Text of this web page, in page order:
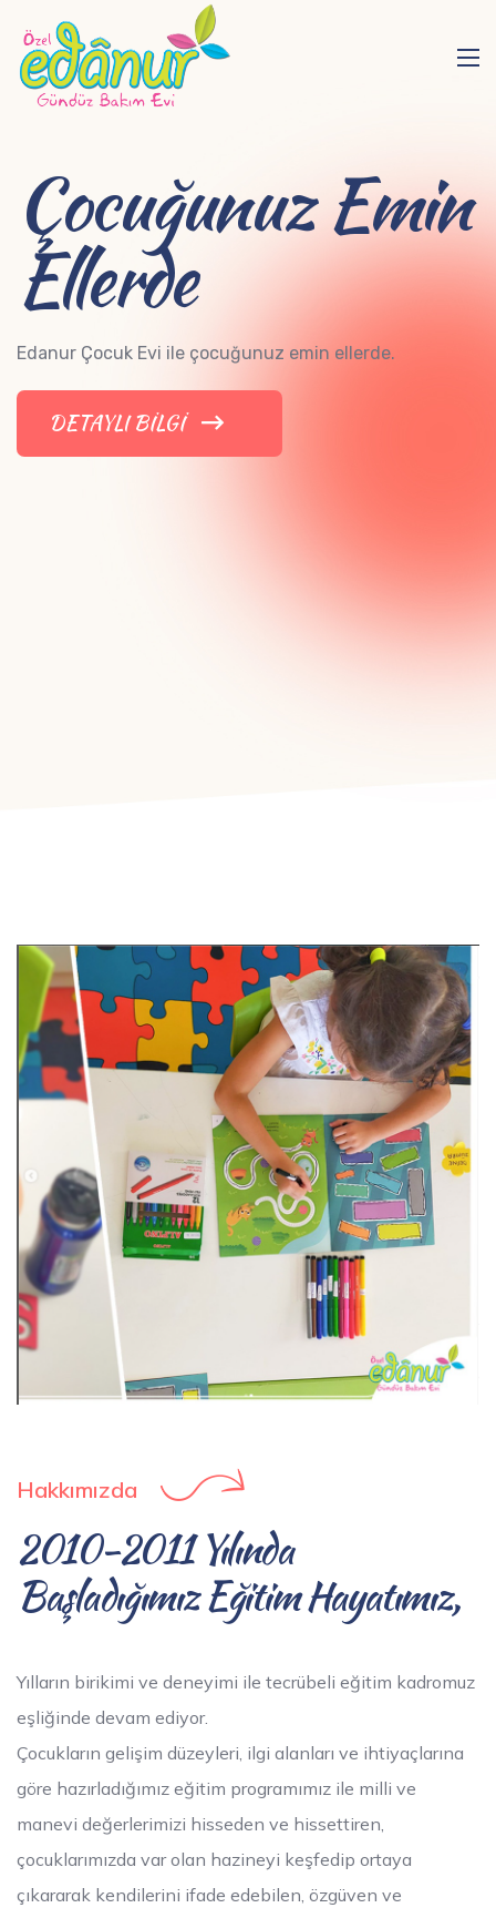
Çocuğunuz Emin
Ellerde
Edanur Çocuk Evi ile çocuğunuz emin ellerde.
DETAYLI BILGI
Hakkımızda
2010-2011 Yılında
Başladığımız Eğitim Hayatımız,
Yılların birikimi ve deneyimi ile tecrübeli eğitim kadromuz
eşliğinde devam ediyor.
Çocukların gelişim düzeyleri, ilgi alanları ve ihtiyaçlarına
göre hazırladığımız eğitim programımız ile milli ve
manevi değerlerimizi hisseden ve hissettiren,
çocuklarımızda var olan hazineyi keşfedip ortaya
çıkararak kendilerini ifade edebilen, özgüven ve